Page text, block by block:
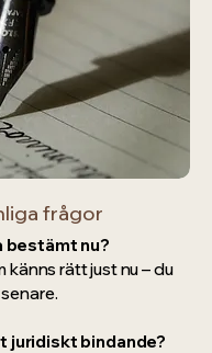
frågor
bestämt nu?
känns rätt just nu – du
juridiskt bindande?